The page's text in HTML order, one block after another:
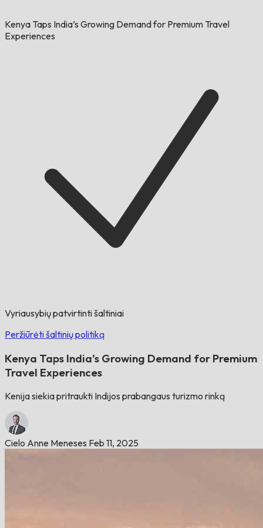
Kenya Taps India’s Growing Demand for Premium Travel
Experiences
Vyriausybių patvirtinti šaltiniai
Peržiūrėti šaltinių politiką
Kenya Taps India’s Growing Demand for Premium
Travel Experiences
Kenija siekia pritraukti Indijos prabangaus turizmo rinką
Cielo Anne Meneses Feb 11, 2025